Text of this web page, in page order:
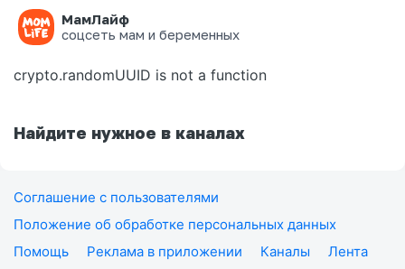
МамЛайф
соцсеть мам и беременных
Ошибка на странице
crypto.randomUUID is not a function
Найдите нужное в каналах
Соглашение с пользователями
Положение об обработке персональных данных
Помощь
Реклама в приложении Каналы
Лента